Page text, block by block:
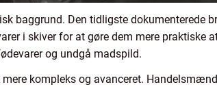
baggrund. Den tidligste dokumenterede
i skiver for at gøre dem mere praktiske
og undgå madspild.
mere kompleks og avanceret.